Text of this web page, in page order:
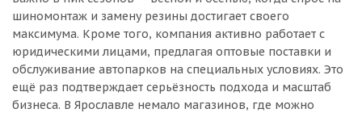
шиномонтаж и замену резины достигает своего
максимума. Кроме того, компания активно работает с
юридическими лицами, предлагая оптовые поставки и
обслуживание автопарков на специальных условиях. Это
ещё раз подтверждает серьёзность подхода и масштаб
бизнеса. В Ярославле немало магазинов, где можно